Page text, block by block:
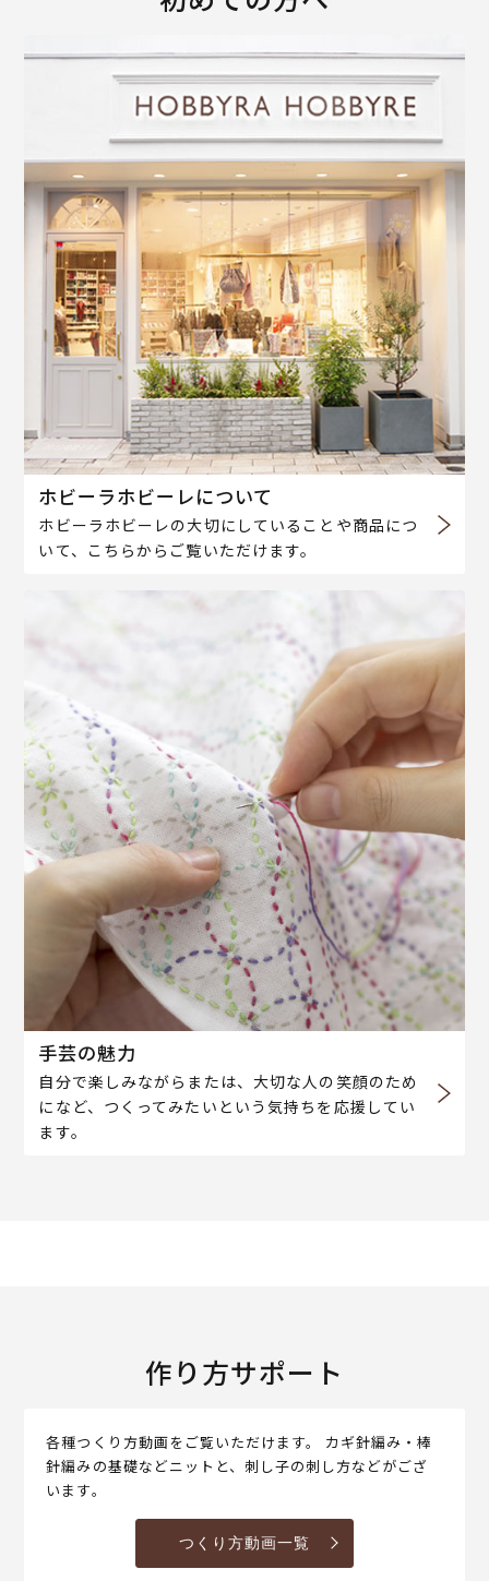
ホビーラホビーレについて
ホビーラホビーレの大切にしていることや商品につ
いて、こちらからご覧いただけます。
手芸の魅力
自分で楽しみながらまたは、大切な人の笑顔のため
になど、つくってみたいという気持ちを応援してい
ます。
作り方サポート
各種つくり方動画をご覧いただけます。 カギ針編み・棒
針編みの基礎などニットと、刺し子の刺し方などがござ
います。
つくり方動画一覧